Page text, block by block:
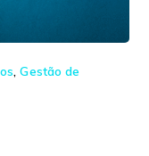
,Gestão de